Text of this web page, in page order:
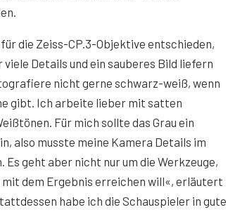
die Zeiss-CP.3-Objektive entschieden,
viele Details und ein sauberes Bild liefern
nicht gerne schwarz-weiß, wenn
gibt. Ich arbeite lieber mit satten
Für mich sollte das Grau ein
also musste meine Kamera Details im
Es geht aber nicht nur um die Werkzeuge,
mit dem Ergebnis erreichen will«, erläutert
habe ich die Schauspieler in gute